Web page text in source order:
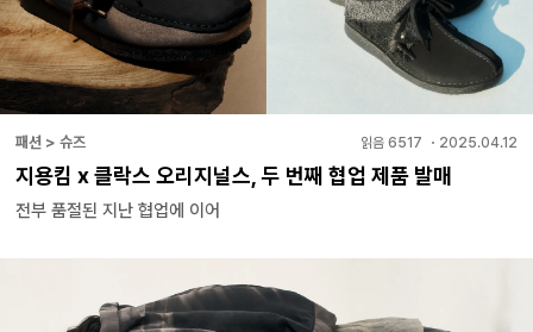
패션 > 슈즈 읽음 6517 ・ 2025.04.12
지용킴 x 클락스 오리지널스, 두 번째 협업 제품 발매
전부 품절된 지난 협업에 이어